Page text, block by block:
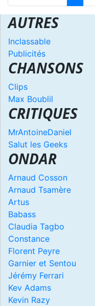
AUTRES
Inclassable
Publicités
CHANSONS
Clips
Max Boublil
CRITIQUES
MrAntoineDaniel
Salut les Geeks
ONDAR
Arnaud Cosson
Arnaud Tsamère
Artus
Babass
Claudia Tagbo
Constance
Florent Peyre
Garnier et Sentou
Jérémy Ferrari
Kev Adams
Kevin Razy